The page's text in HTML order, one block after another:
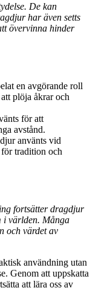
De kan
har även setts
övervinna hinder
en avgörande roll
plöja åkrar och
för att
avstånd.
använts vid
tradition och
fortsätter dragdjur
i världen. Många
och värdet av
användning utan
Genom att uppskatta
att lära oss av